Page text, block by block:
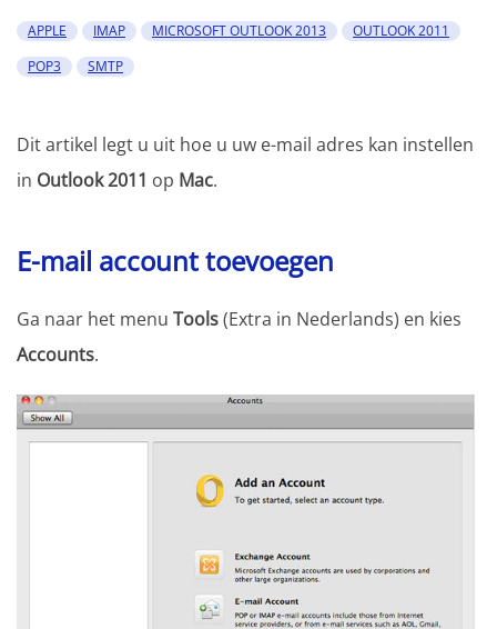
APPLE IMAP MICROSOFT OUTLOOK 2013
OUTLOOK 2011
POP3
SMTP
Dit artikel legt u uit hoe u uw e-mail adres kan instellen
in Outlook 2011 op Mac.
E-mail account toevoegen
Ga naar het menu Tools(Extra in Nederlands) en kies
Accounts.